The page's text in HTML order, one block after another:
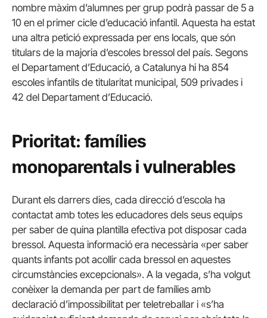
nombre màxim d’alumnes per grup podrà passar de 5 a
10 en el primer cicle d’educació infantil. Aquesta ha estat
una altra petició expressada per ens locals, que són
titulars de la majoria d’escoles bressol del país. Segons
el Departament d’Educació, a Catalunya hi ha 854
escoles infantils de titularitat municipal, 509 privades i
42 del Departament d’Educació.
Prioritat: famílies
monoparentals i vulnerables
Durant els darrers dies, cada direcció d’escola ha
contactat amb totes les educadores dels seus equips
per saber de quina plantilla efectiva pot disposar cada
bressol. Aquesta informació era necessària «per saber
quants infants pot acollir cada bressol en aquestes
circumstàncies excepcionals». A la vegada, s’ha volgut
conèixer la demanda per part de famílies amb
declaració d’impossibilitat per teletreballar i «s’ha